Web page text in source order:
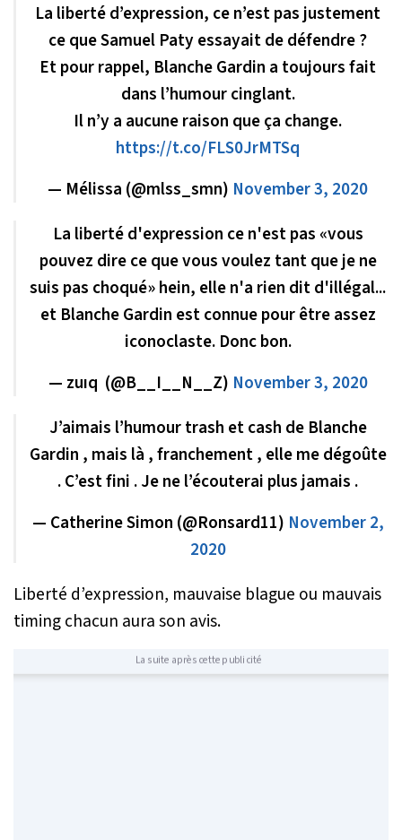
La liberté d’expression, ce n’est pas justement
ce que Samuel Paty essayait de défendre ?
Et pour rappel, Blanche Gardin a toujours fait
dans l’humour cinglant.
Il n’y a aucune raison que ça change.
https://t.co/FLS0JrMTSq
— Mélissa (@mlss_smn) November 3, 2020
La liberté d'expression ce n'est pas «vous
pouvez dire ce que vous voulez tant que je ne
suis pas choqué» hein, elle n'a rien dit d'illégal...
et Blanche Gardin est connue pour être assez
iconoclaste. Donc bon.
— zuıq ‍ (@B__I__N__Z) November 3, 2020
J’aimais l’humour trash et cash de Blanche
Gardin , mais là , franchement , elle me dégoûte
. C’est fini . Je ne l’écouterai plus jamais .
— Catherine Simon (@Ronsard11) November 2,
2020
Liberté d’expression, mauvaise blague ou mauvais
timing chacun aura son avis.
La suite après cette publicité